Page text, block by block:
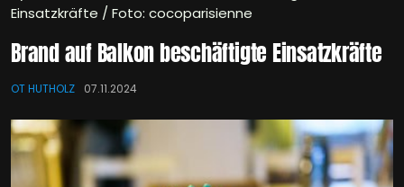
Einsatzkräfte / Foto: cocoparisienne
Brand auf Balkon beschäftigte Einsatzkräfte
OT HUTHOLZ 07.11.2024